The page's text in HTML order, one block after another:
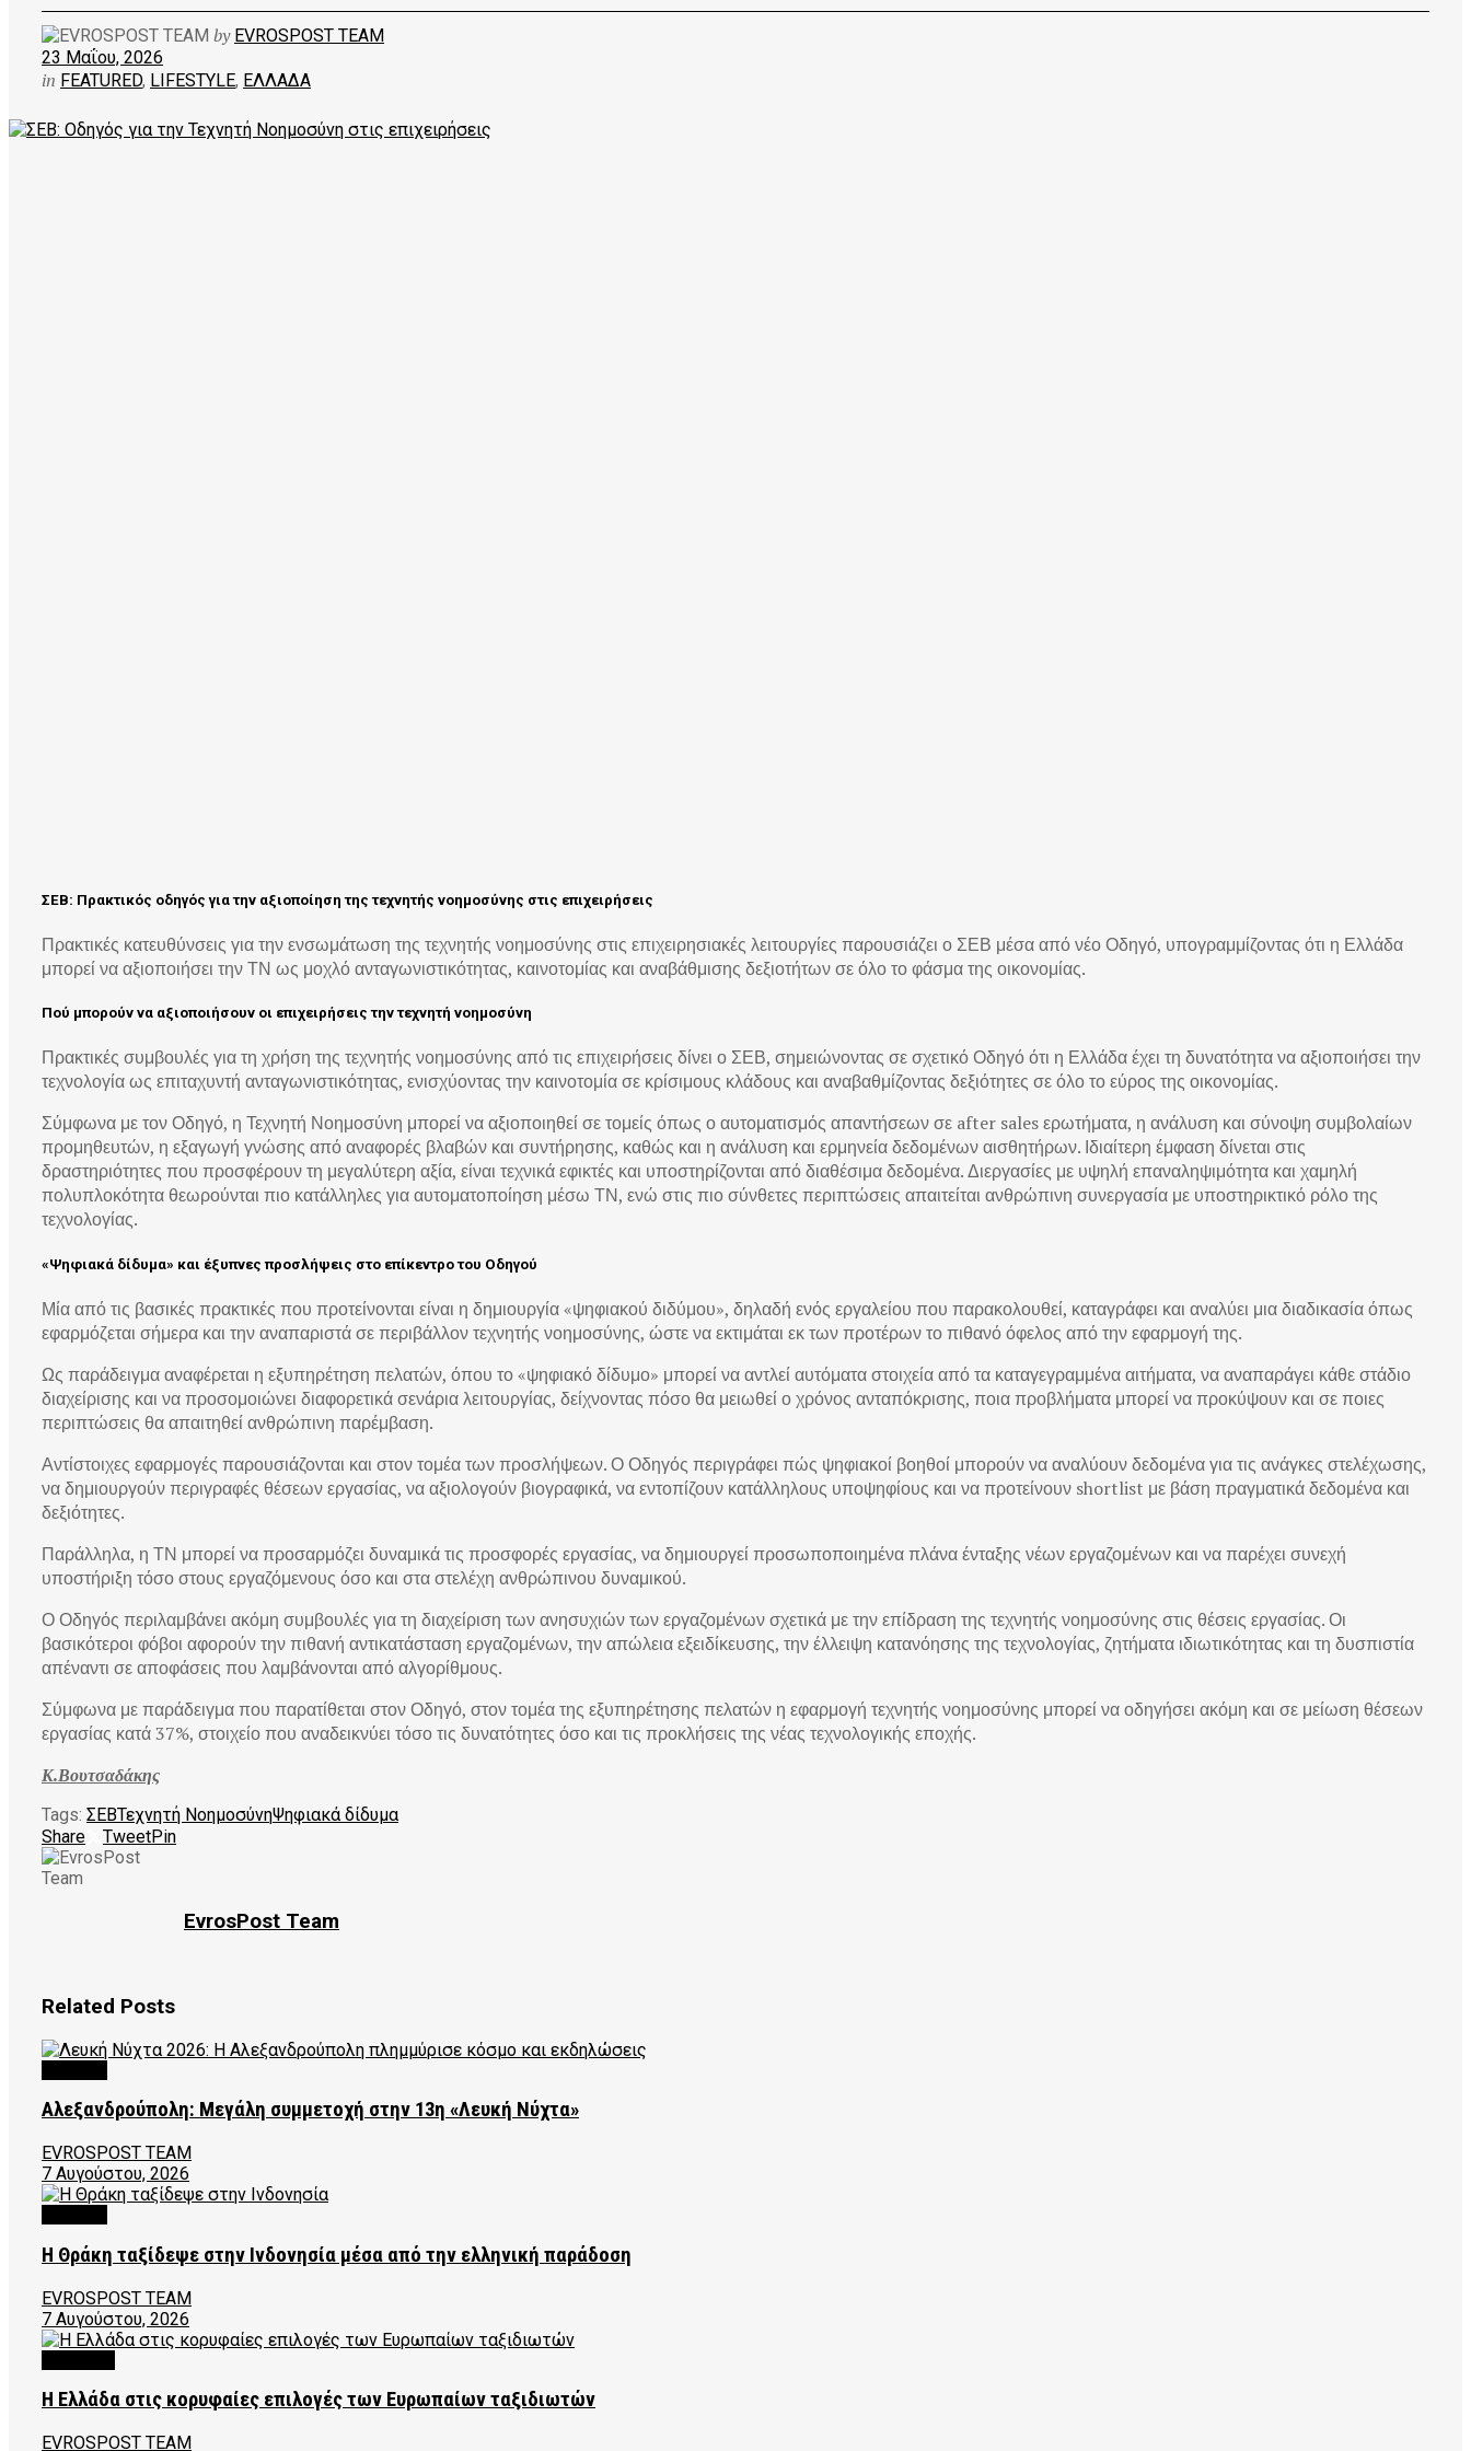
by EVROSPOST TEAM
23 Μαΐου, 2026
in FEATURED, LIFESTYLE, ΕΛΛΑΔΑ
ΣΕΒ: Πρακτικός οδηγός για την αξιοποίηση της τεχνητής νοημοσύνης στις επιχειρήσεις
Πρακτικές κατευθύνσεις για την ενσωμάτωση της τεχνητής νοημοσύνης στις επιχειρησιακές λειτουργίες παρουσιάζει ο ΣΕΒ μέσα από νέο Οδηγό, υπογραμμίζοντας ότι η Ελλάδα
μπορεί να αξιοποιήσει την ΤΝ ως μοχλό ανταγωνιστικότητας, καινοτομίας και αναβάθμισης δεξιοτήτων σε όλο το φάσμα της οικονομίας.
Πού μπορούν να αξιοποιήσουν οι επιχειρήσεις την τεχνητή νοημοσύνη
Πρακτικές συμβουλές για τη χρήση της τεχνητής νοημοσύνης από τις επιχειρήσεις δίνει ο ΣΕΒ, σημειώνοντας σε σχετικό Οδηγό ότι η Ελλάδα έχει τη δυνατότητα να αξιοποιήσει την
τεχνολογία ως επιταχυντή ανταγωνιστικότητας, ενισχύοντας την καινοτομία σε κρίσιμους κλάδους και αναβαθμίζοντας δεξιότητες σε όλο το εύρος της οικονομίας.
Σύμφωνα με τον Οδηγό, η Τεχνητή Νοημοσύνη μπορεί να αξιοποιηθεί σε τομείς όπως ο αυτοματισμός απαντήσεων σε after sales ερωτήματα, η ανάλυση και σύνοψη συμβολαίων
προμηθευτών, η εξαγωγή γνώσης από αναφορές βλαβών και συντήρησης, καθώς και η ανάλυση και ερμηνεία δεδομένων αισθητήρων. Ιδιαίτερη έμφαση δίνεται στις
δραστηριότητες που προσφέρουν τη μεγαλύτερη αξία, είναι τεχνικά εφικτές και υποστηρίζονται από διαθέσιμα δεδομένα. Διεργασίες με υψηλή επαναληψιμότητα και χαμηλή
πολυπλοκότητα θεωρούνται πιο κατάλληλες για αυτοματοποίηση μέσω ΤΝ, ενώ στις πιο σύνθετες περιπτώσεις απαιτείται ανθρώπινη συνεργασία με υποστηρικτικό ρόλο της
τεχνολογίας.
«Ψηφιακά δίδυμα» και έξυπνες προσλήψεις στο επίκεντρο του Οδηγού
Μία από τις βασικές πρακτικές που προτείνονται είναι η δημιουργία «ψηφιακού διδύμου», δηλαδή ενός εργαλείου που παρακολουθεί, καταγράφει και αναλύει μια διαδικασία όπως
εφαρμόζεται σήμερα και την αναπαριστά σε περιβάλλον τεχνητής νοημοσύνης, ώστε να εκτιμάται εκ των προτέρων το πιθανό όφελος από την εφαρμογή της.
Ως παράδειγμα αναφέρεται η εξυπηρέτηση πελατών, όπου το «ψηφιακό δίδυμο» μπορεί να αντλεί αυτόματα στοιχεία από τα καταγεγραμμένα αιτήματα, να αναπαράγει κάθε στάδιο
διαχείρισης και να προσομοιώνει διαφορετικά σενάρια λειτουργίας, δείχνοντας πόσο θα μειωθεί ο χρόνος ανταπόκρισης, ποια προβλήματα μπορεί να προκύψουν και σε ποιες
περιπτώσεις θα απαιτηθεί ανθρώπινη παρέμβαση.
Αντίστοιχες εφαρμογές παρουσιάζονται και στον τομέα των προσλήψεων. Ο Οδηγός περιγράφει πώς ψηφιακοί βοηθοί μπορούν να αναλύουν δεδομένα για τις ανάγκες στελέχωσης,
να δημιουργούν περιγραφές θέσεων εργασίας, να αξιολογούν βιογραφικά, να εντοπίζουν κατάλληλους υποψηφίους και να προτείνουν shortlist με βάση πραγματικά δεδομένα και
δεξιότητες.
Παράλληλα, η ΤΝ μπορεί να προσαρμόζει δυναμικά τις προσφορές εργασίας, να δημιουργεί προσωποποιημένα πλάνα ένταξης νέων εργαζομένων και να παρέχει συνεχή
υποστήριξη τόσο στους εργαζόμενους όσο και στα στελέχη ανθρώπινου δυναμικού.
Ο Οδηγός περιλαμβάνει ακόμη συμβουλές για τη διαχείριση των ανησυχιών των εργαζομένων σχετικά με την επίδραση της τεχνητής νοημοσύνης στις θέσεις εργασίας. Οι
βασικότεροι φόβοι αφορούν την πιθανή αντικατάσταση εργαζομένων, την απώλεια εξειδίκευσης, την έλλειψη κατανόησης της τεχνολογίας, ζητήματα ιδιωτικότητας και τη δυσπιστία
απέναντι σε αποφάσεις που λαμβάνονται από αλγορίθμους.
Σύμφωνα με παράδειγμα που παρατίθεται στον Οδηγό, στον τομέα της εξυπηρέτησης πελατών η εφαρμογή τεχνητής νοημοσύνης μπορεί να οδηγήσει ακόμη και σε μείωση θέσεων
εργασίας κατά 37%, στοιχείο που αναδεικνύει τόσο τις δυνατότητες όσο και τις προκλήσεις της νέας τεχνολογικής εποχής.
Κ.Βουτσαδάκης
Tags: ΣΕΒΤεχνητή ΝοημοσύνηΨηφιακά δίδυμα
Share
TweetPin
EvrosPost Team
Related Posts
Αλεξανδρούπολη: Μεγάλη συμμετοχή στην 13η «Λευκή Νύχτα»
EVROSPOST TEAM
7 Αυγούστου, 2026
Η Θράκη ταξίδεψε στην Ινδονησία μέσα από την ελληνική παράδοση
EVROSPOST TEAM
7 Αυγούστου, 2026
Η Ελλάδα στις κορυφαίες επιλογές των Ευρωπαίων ταξιδιωτών
EVROSPOST TEAM